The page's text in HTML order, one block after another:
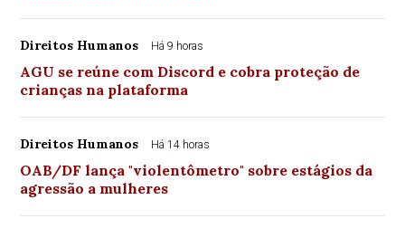
Direitos Humanos Há 9 horas
AGU se reúne com Discord e cobra proteção de
crianças na plataforma
Direitos Humanos Há 14 horas
OAB/DF lança "violentômetro" sobre estágios da
agressão a mulheres